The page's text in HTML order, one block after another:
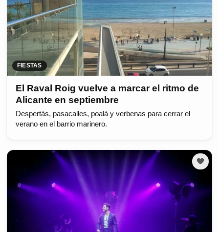
FIESTAS
El Raval Roig vuelve a marcar el ritmo de
Alicante en septiembre
Despertàs, pasacalles, poalà y verbenas para cerrar el
verano en el barrio marinero.